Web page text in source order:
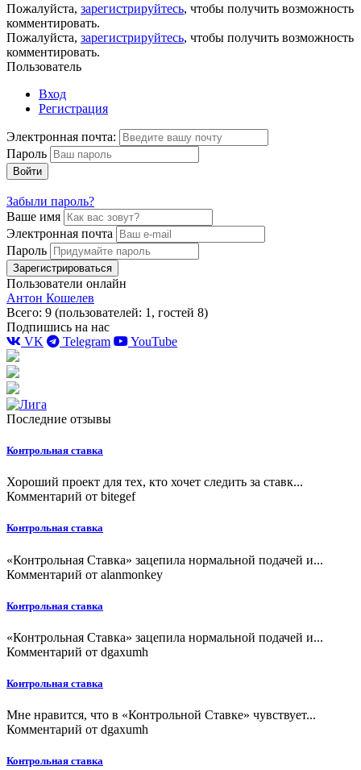
Пожалуйста, зарегистрируйтесь, чтобы получить возможность
комментировать.
Пожалуйста, зарегистрируйтесь, чтобы получить возможность
комментировать.
Пользователь
Вход
Регистрация
Электронная почта:
Пароль
Войти
Забыли пароль?
Ваше имя
Электронная почта
Пароль
Зарегистрироваться
Пользователи онлайн
Антон Кошелев
Всего: 9 (пользователей: 1, гостей 8)
Подпишись на нас
VK
Telegram YouTube
Последние отзывы
Контрольная ставка
Хороший проект для тех, кто хочет следить за ставк...
Комментарий от bitegef
Контрольная ставка
«Контрольная Ставка» зацепила нормальной подачей и...
Комментарий от alanmonkey
Контрольная ставка
«Контрольная Ставка» зацепила нормальной подачей и...
Комментарий от dgaxumh
Контрольная ставка
Мне нравится, что в «Контрольной Ставке» чувствует...
Комментарий от dgaxumh
Контрольная ставка